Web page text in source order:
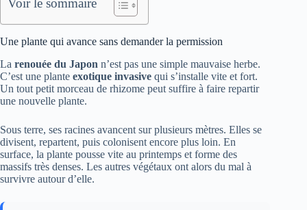
Voir le sommaire
Une plante qui avance sans demander la permission
La renouée du Japon n’est pas une simple mauvaise herbe.
C’est une plante exotique invasive qui s’installe vite et fort.
Un tout petit morceau de rhizome peut suffire à faire repartir
une nouvelle plante.
Sous terre, ses racines avancent sur plusieurs mètres. Elles se
divisent, repartent, puis colonisent encore plus loin. En
surface, la plante pousse vite au printemps et forme des
massifs très denses. Les autres végétaux ont alors du mal à
survivre autour d’elle.